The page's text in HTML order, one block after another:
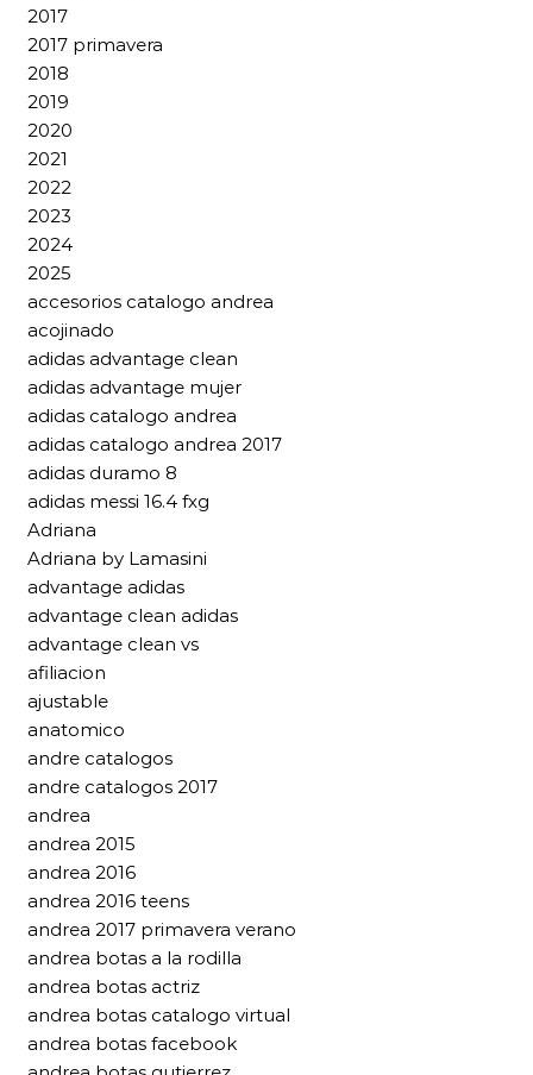
2017
2017 primavera
2018
2019
2020
2021
2022
2023
2024
2025
accesorios catalogo andrea
acojinado
adidas advantage clean
adidas advantage mujer
adidas catalogo andrea
adidas catalogo andrea 2017
adidas duramo 8
adidas messi 16.4 fxg
Adriana
Adriana by Lamasini
advantage adidas
advantage clean adidas
advantage clean vs
afiliacion
ajustable
anatomico
andre catalogos
andre catalogos 2017
andrea
andrea 2015
andrea 2016
andrea 2016 teens
andrea 2017 primavera verano
andrea botas a la rodilla
andrea botas actriz
andrea botas catalogo virtual
andrea botas facebook